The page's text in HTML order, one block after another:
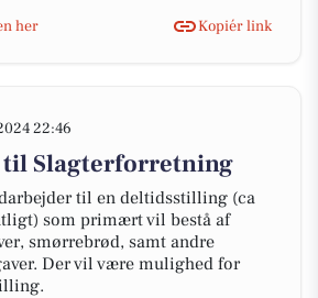
her
Kopiér link
22:46
til Slagterforretning
til en deltidsstilling (ca
som primært vil bestå af
smørrebrød, samt andre
Der vil være mulighed for